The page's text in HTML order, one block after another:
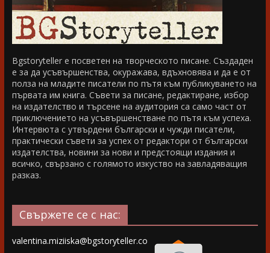
Bgstoryteller е посветен на творческото писане. Създаден
е за да усъвършенства, окуражава, вдъхновява и да е от
полза на младите писатели по пътя към публикуването на
първата им книга. Съвети за писане, редактиране, избор
на издателство и търсене на аудитория са само част от
приключението на усъвършенстване по пътя към успеха.
Интервюта с утвърдени български и чужди писатели,
практически съвети за успех от редактори от български
издателства, новини за нови и предстоящи издания и
всичко, свързано с голямото изкуство на завладяващия
разказ.
Свържете се с нас:
valentina.miziiska@bgstoryteller.co